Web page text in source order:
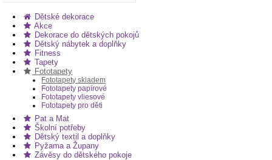
Dětské dekorace
Akce
Dekorace do dětských pokojů
Dětský nábytek a doplňky
Fitness
Tapety
Fototapety
Fototapety skladem
Fototapety papírové
Fototapety vliesové
Fototapety pro děti
Pat a Mat
Školní potřeby
Dětský textil a doplňky
Pyžama a Župany
Závěsy do dětského pokoje